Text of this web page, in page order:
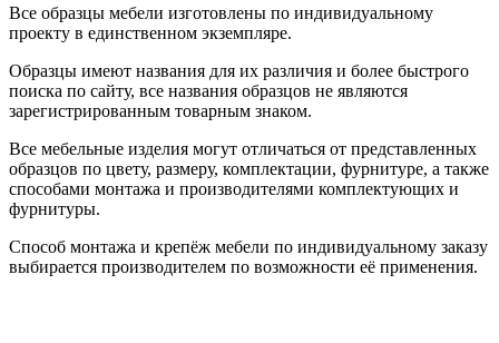
Все образцы мебели изготовлены по индивидуальному
проекту в единственном экземпляре.
Образцы имеют названия для их различия и более быстрого
поиска по сайту, все названия образцов не являются
зарегистрированным товарным знаком.
Все мебельные изделия могут отличаться от представленных
образцов по цвету, размеру, комплектации, фурнитуре, а также
способами монтажа и производителями комплектующих и
фурнитуры.
Способ монтажа и крепёж мебели по индивидуальному заказу
выбирается производителем по возможности её применения.